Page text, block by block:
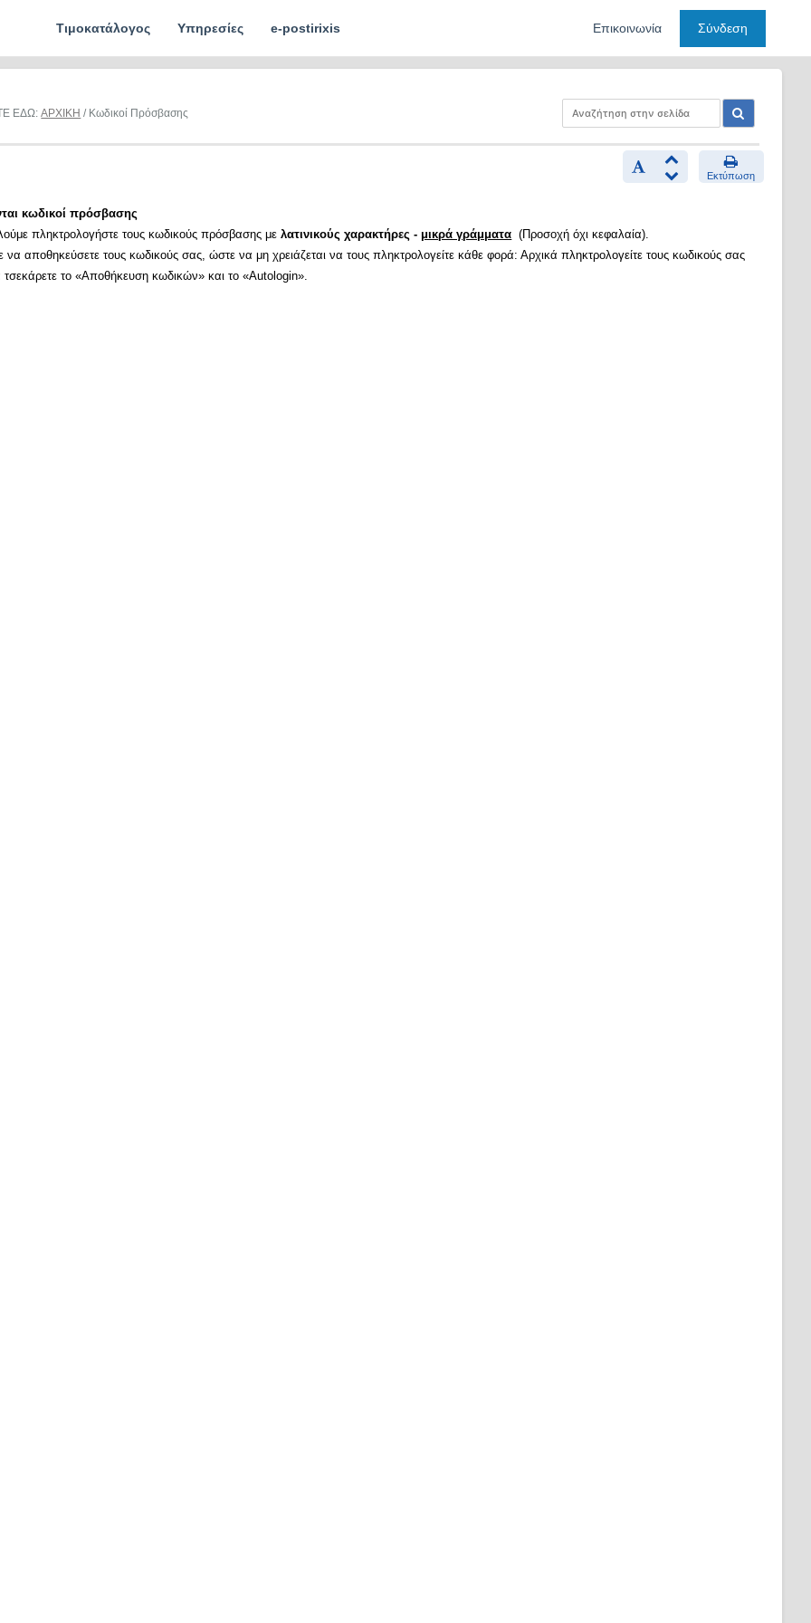
Τιμοκατάλογος Υπηρεσίες e-postirixis Επικοινωνία Σύνδεση
ΕΔΩ:ΑΡΧΙΚΗ / Κωδικοί Πρόσβασης
Εκτύπωση
κωδικοί πρόσβασης
πληκτρολογήστε τους κωδικούς πρόσβασης μελατινικούς χαρακτήρες - μικρά γράμματα (Προσοχή όχι κεφαλαία).
να αποθηκεύσετε τους κωδικούς σας, ώστε να μη χρειάζεται να τους πληκτρολογείτε κάθε φορά: Αρχικά πληκτρολογείτε τους κωδικούς σας
τσεκάρετε το «Αποθήκευση κωδικών» και το «Autologin».